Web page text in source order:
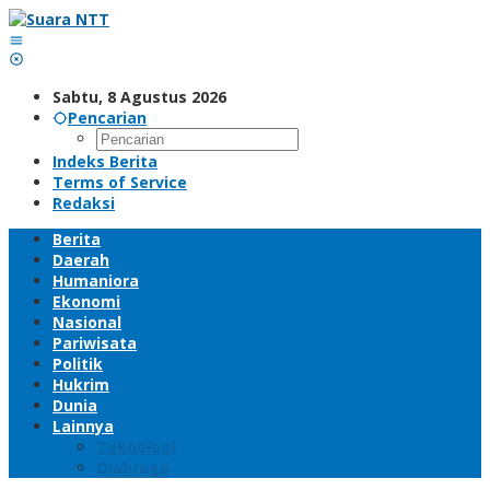
Lewati
ke
konten
Sabtu, 8 Agustus 2026
Pencarian
Indeks Berita
Terms of Service
Redaksi
Berita
Daerah
Humaniora
Ekonomi
Nasional
Pariwisata
Politik
Hukrim
Dunia
Lainnya
Teknologi
Olahraga